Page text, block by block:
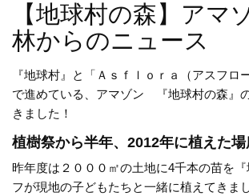
【地球村の森】アマ
林からのニュース
『地球村』と「Ａｓｆｌｏｒａ（アスフロ
で進めている、アマゾン 『地球村の森』
きました！
植樹祭から半年、2012年に植えた
昨年度は２０００㎡の土地に4千本の苗を
フが現地の子どもたちと一緒に植えてきまし